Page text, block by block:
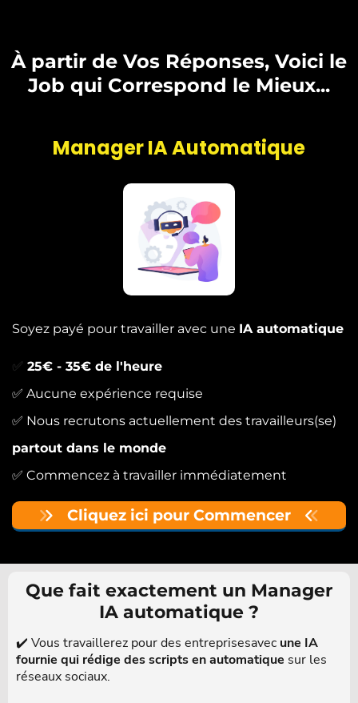
À partir de Vos Réponses, Voici le
Job qui Correspond le Mieux...
Manager IA Automatique
Soyez payé pour travailler avec une IA automatique
✅ 25€ - 35€ de l'heure
✅ Aucune expérience requise
✅ Nous recrutons actuellement des travailleurs(se)
partout dans le monde
✅ Commencez à travailler immédiatement
Cliquez ici pour Commencer
Que fait exactement un Manager
IA automatique ?
✔️ Vous travaillerez pour des entreprisesavec une IA
fournie qui rédige des scripts en automatique sur les
réseaux sociaux.